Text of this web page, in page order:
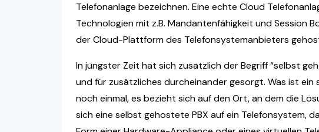
Telefonanlage bezeichnen. Eine echte Cloud
Technologien mit z.B. Mandantenfähigkeit und Session
der Cloud-Plattform des Telefonsystemanbieters
In jüngster Zeit hat sich zusätzlich der Begriff “selbst
und für zusätzliches durcheinander gesorgt. Was ist
noch einmal, es bezieht sich auf den Ort, an dem die
sich eine selbst gehostete PBX auf ein Telefonsystem,